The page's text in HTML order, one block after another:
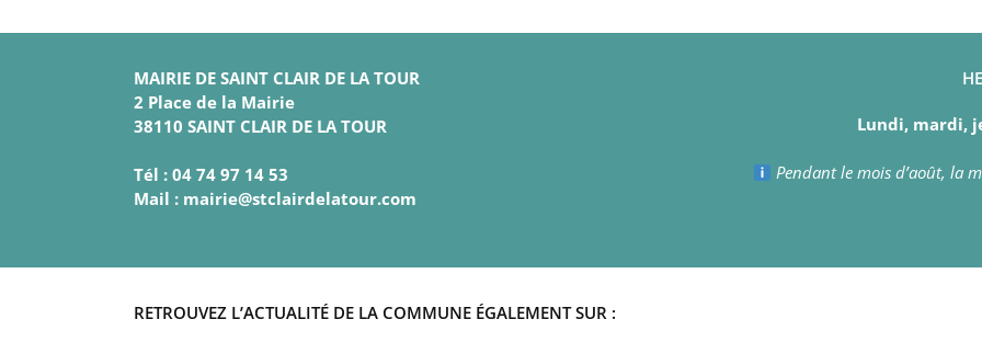
MAIRIE DE SAINT CLAIR DE LA TOUR
2 Place de la Mairie
38110 SAINT CLAIR DE LA TOUR
Tél : 04 74 97 14 53
Mail : mairie@stclairdelatour.com
Lundi, mardi,
Pendant le mois d’août, la
RETROUVEZ L’ACTUALITÉ DE LA COMMUNE ÉGALEMENT SUR :